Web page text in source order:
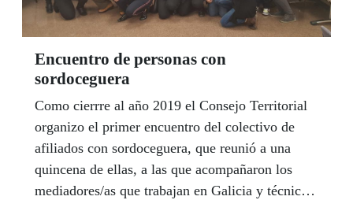
Encuentro de personas con
sordoceguera
Como cierrre al año 2019 el Consejo Territorial
organizo el primer encuentro del colectivo de
afiliados con sordoceguera, que reunió a una
quincena de ellas, a las que acompañaron los
mediadores/as que trabajan en Galicia y técnicos